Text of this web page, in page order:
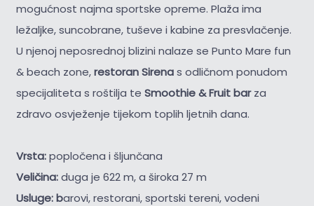
mogućnost najma sportske opreme. Plaža ima
ležaljke, suncobrane, tuševe i kabine za presvlačenje.
U njenoj neposrednoj blizini nalaze se Punto Mare fun
& beach zone,restoran Sirenas odličnom ponudom
specijaliteta s roštilja te Smoothie & Fruit barza
zdravo osvježenje tijekom toplih ljetnih dana.
Vrsta:popločena i šljunčana
Veličina:duga je 622 m, a široka 27 m
Usluge: barovi, restorani, sportski tereni, vodeni